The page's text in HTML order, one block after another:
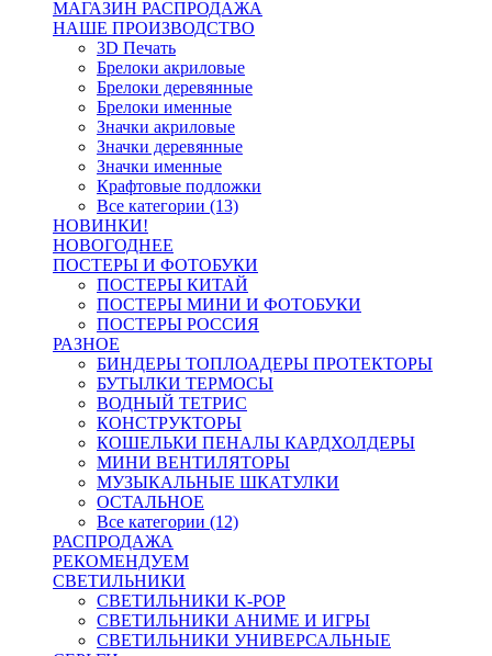
МАГАЗИН РАСПРОДАЖА
НАШЕ ПРОИЗВОДСТВО
3D Печать
Брелоки акриловые
Брелоки деревянные
Брелоки именные
Значки акриловые
Значки деревянные
Значки именные
Крафтовые подложки
Все категории (13)
НОВИНКИ!
НОВОГОДНЕЕ
ПОСТЕРЫ И ФОТОБУКИ
ПОСТЕРЫ КИТАЙ
ПОСТЕРЫ МИНИ И ФОТОБУКИ
ПОСТЕРЫ РОССИЯ
РАЗНОЕ
БИНДЕРЫ ТОПЛОАДЕРЫ ПРОТЕКТОРЫ
БУТЫЛКИ ТЕРМОСЫ
ВОДНЫЙ ТЕТРИС
КОНСТРУКТОРЫ
КОШЕЛЬКИ ПЕНАЛЫ КАРДХОЛДЕРЫ
МИНИ ВЕНТИЛЯТОРЫ
МУЗЫКАЛЬНЫЕ ШКАТУЛКИ
ОСТАЛЬНОЕ
Все категории (12)
РАСПРОДАЖА
РЕКОМЕНДУЕМ
СВЕТИЛЬНИКИ
СВЕТИЛЬНИКИ K-POP
СВЕТИЛЬНИКИ АНИМЕ И ИГРЫ
СВЕТИЛЬНИКИ УНИВЕРСАЛЬНЫЕ